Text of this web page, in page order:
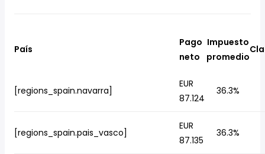
País
Pago
neto
Impuesto
promedio
[regions_spain.navarra]
EUR
87.124
36.3%
[regions_spain.pais_vasco]
EUR
87.135
36.3%